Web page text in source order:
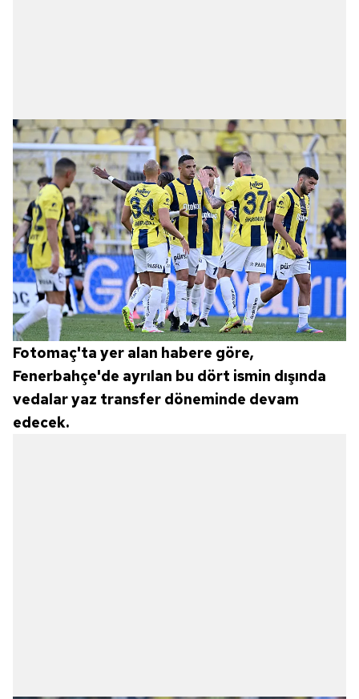
Fotomaç'ta yer alan habere göre,
Fenerbahçe'de ayrılan bu dört ismin dışında
vedalar yaz transfer döneminde devam
edecek.